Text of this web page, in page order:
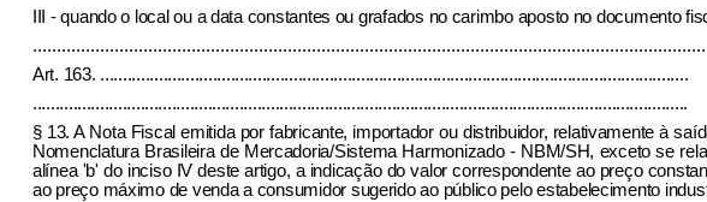
III - quando o local ou a data constantes ou grafados no carimbo aposto no documento
Art. 163. ...................................................................................................................................
..................................................................................................................................................
§ 13. A Nota Fiscal emitida por fabricante, importador ou distribuidor, relativamente à
Nomenclatura Brasileira de Mercadoria/Sistema Harmonizado - NBM/SH, exceto se
alínea 'b' do inciso IV deste artigo, a indicação do valor correspondente ao preço
ao preço máximo de venda a consumidor sugerido ao público pelo estabelecimento